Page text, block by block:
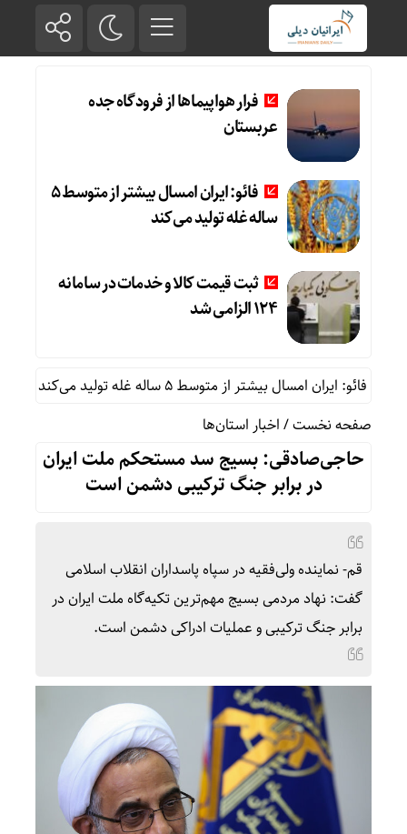
فرار هواپیماها از فرودگاه جده
عربستان
فائو: ایران امسال بیشتر از متوسط 5
ساله غله تولید می‌کند
ثبت قیمت کالا و خدمات در سامانه
124 الزامی شد
فائو: ایران امسال بیشتر از متوسط 5 ساله غله تولید می‌کند
صفحه نخست/اخبار استان‌ها
حاجی‌صادقی: بسیج سد مستحکم ملت ایران
در برابر جنگ ترکیبی دشمن است
قم- نماینده ولی‌فقیه در سپاه پاسداران انقلاب اسلامی
گفت: نهاد مردمی بسیج مهم‌ترین تکیه‌گاه ملت ایران در
برابر جنگ ترکیبی و عملیات ادراکی دشمن است.